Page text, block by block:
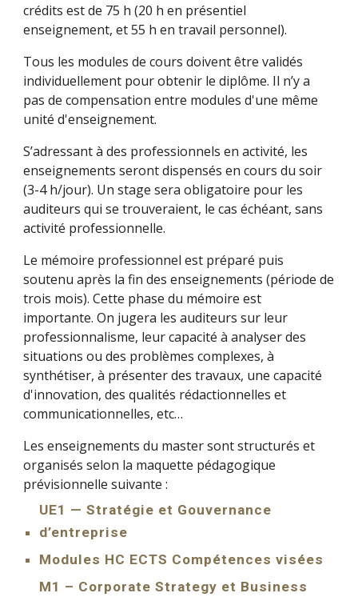
crédits est de 75 h (20 h en présentiel
enseignement, et 55 h en travail personnel).
Tous les modules de cours doivent être validés
individuellement pour obtenir le diplôme. Il n’y a
pas de compensation entre modules d'une même
unité d'enseignement.
S’adressant à des professionnels en activité, les
enseignements seront dispensés en cours du soir
(3-4 h/jour). Un stage sera obligatoire pour les
auditeurs qui se trouveraient, le cas échéant, sans
activité professionnelle.
Le mémoire professionnel est préparé puis
soutenu après la fin des enseignements (période de
trois mois). Cette phase du mémoire est
importante. On jugera les auditeurs sur leur
professionnalisme, leur capacité à analyser des
situations ou des problèmes complexes, à
synthétiser, à présenter des travaux, une capacité
d'innovation, des qualités rédactionnelles et
communicationnelles, etc…
Les enseignements du master sont structurés et
organisés selon la maquette pédagogique
prévisionnelle suivante :
UE1 — Stratégie et Gouvernance
d’entreprise
Modules HC ECTS Compétences visées
M1 – Corporate Strategy et Business